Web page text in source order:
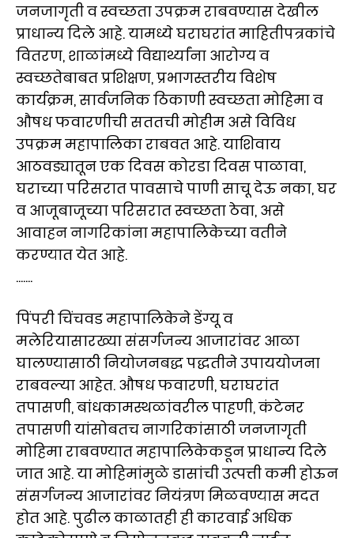
जनजागृती व स्वच्छता उपक्रम राबवण्यास देखील
प्राधान्य दिले आहे. यामध्ये घराघरांत माहितीपत्रकांचे
वितरण, शाळांमध्ये विद्यार्थ्यांना आरोग्य व
स्वच्छतेबाबत प्रशिक्षण, प्रभागस्तरीय विशेष
कार्यक्रम, सार्वजनिक ठिकाणी स्वच्छता मोहिमा व
औषध फवारणीची सततची मोहीम असे विविध
उपक्रम महापालिका राबवत आहे. याशिवाय
आठवड्यातून एक दिवस कोरडा दिवस पाळावा,
घराच्या परिसरात पावसाचे पाणी साचू देऊ नका, घर
व आजूबाजूच्या परिसरात स्वच्छता ठेवा, असे
आवाहन नागरिकांना महापालिकेच्या वतीने
करण्यात येत आहे.
.......
पिंपरी चिंचवड महापालिकेने डेंग्यू व
मलेरियासारख्या संसर्गजन्य आजारांवर आळा
घालण्यासाठी नियोजनबद्ध पद्धतीने उपाययोजना
राबवल्या आहेत. औषध फवारणी, घराघरांत
तपासणी, बांधकामस्थळांवरील पाहणी, कंटेनर
तपासणी यांसोबतच नागरिकांसाठी जनजागृती
मोहिमा राबवण्यात महापालिकेकडून प्राधान्य दिले
जात आहे. या मोहिमांमुळे डासांची उत्पत्ती कमी होऊन
संसर्गजन्य आजारांवर नियंत्रण मिळवण्यास मदत
होत आहे. पुढील काळातही ही कारवाई अधिक